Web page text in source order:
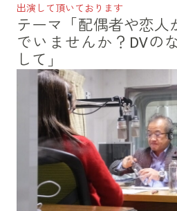
出演して頂いております
テーマ「配偶者や恋人
でいませんか？DVの
して」